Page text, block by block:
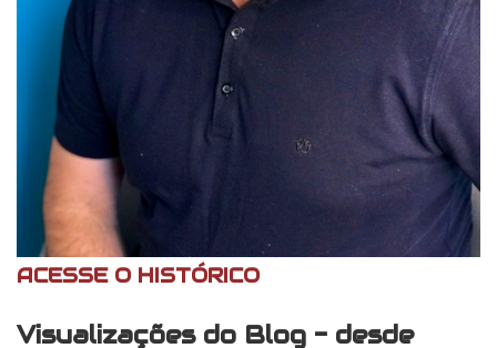
ACESSE O HISTÓRICO
Visualizações do Blog - desde